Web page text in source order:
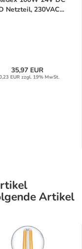
Netzteil, 230VAC...
35,97 EUR
EUR zzgl. 19% MwSt.
Artikel